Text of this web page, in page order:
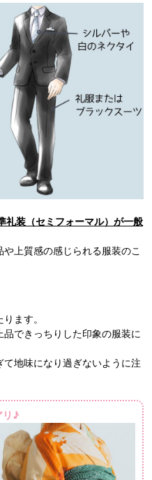
礼装（セミフォーマル）が一般
上質感の感じられる服装のこ
ます。
できっちりした印象の服装に
地味になり過ぎないように注
リ♪